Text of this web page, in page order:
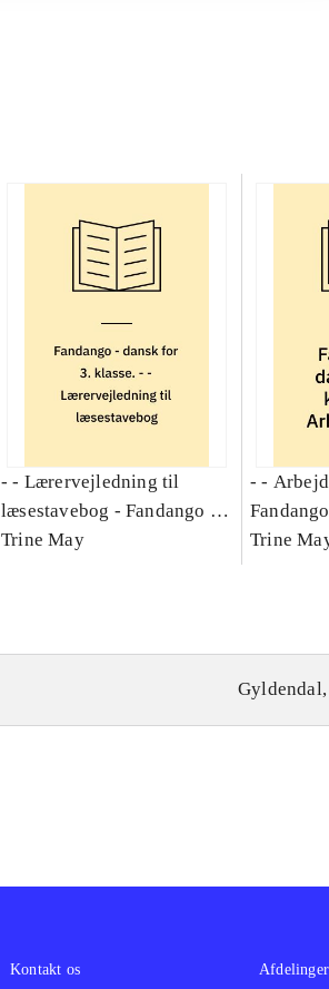
- - Lærervejledning til
læsestavebog - Fandango -
dansk for 3. klasse :
Trine May
- -
klasse :
Trine
Kontakt os Afdelinger